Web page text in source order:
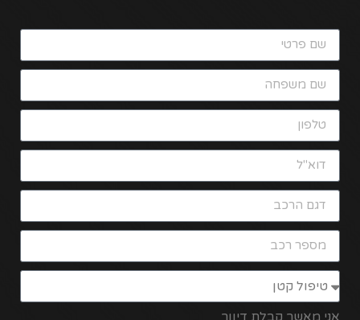
אני מאשר קבלת דיוור